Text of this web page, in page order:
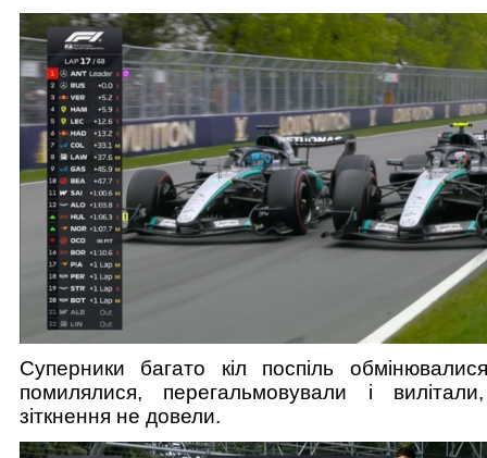
Суперники багато кіл поспіль
помилялися, перегальмовували і
зіткнення не довели.